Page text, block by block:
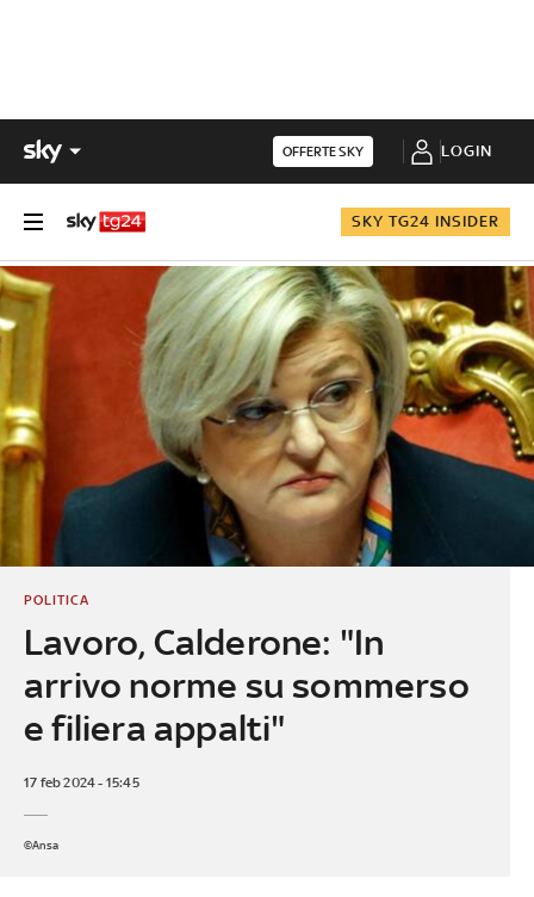
OFFERTE SKY LOGIN
SKY TG24 INSIDER
Lavoro, Calderone: "In
arrivo norme su sommerso
e filiera appalti"
POLITICA
17 feb 2024 - 15:45
©Ansa